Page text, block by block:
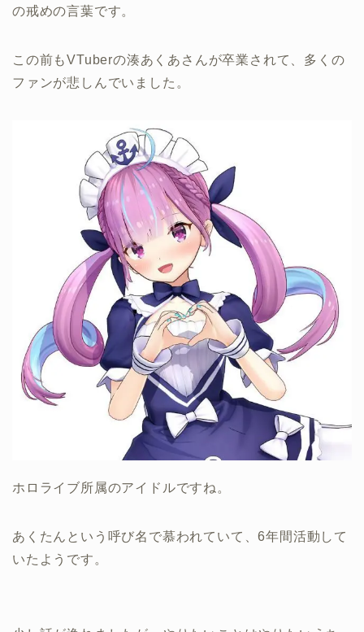
の戒めの言葉です。
この前もVTuberの湊あくあさんが卒業されて、多くの
ファンが悲しんでいました。
ホロライブ所属のアイドルですね。
あくたんという呼び名で慕われていて、6年間活動して
いたようです。